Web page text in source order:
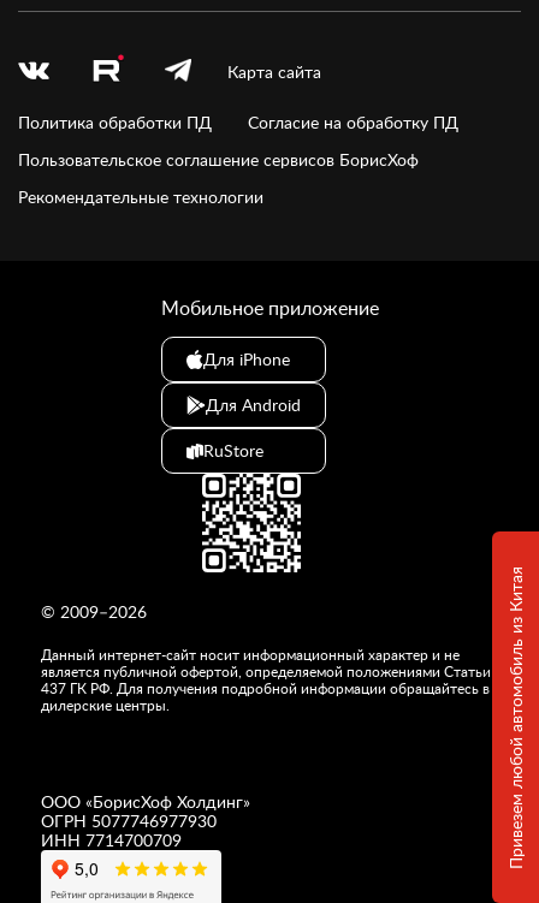
Привезем любой автомобиль из Китая
Карта сайта
Политика обработки ПД
Согласие на обработку ПД
Пользовательское соглашение сервисов БорисХоф
Рекомендательные технологии
© 2009–2026
Данный интернет-сайт носит информационный характер и не
является публичной офертой, определяемой положениями Статьи
437 ГК РФ. Для получения подробной информации обращайтесь в
дилерские центры.
ООО «БорисХоф Холдинг»
ОГРН 5077746977930
ИНН 7714700709
Мобильное приложение
Для iPhone
Для Android
RuStore